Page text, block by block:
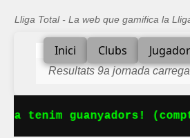
Lliga Total - La web que gamifica la
Inici Clubs
Resultats 9a jornada
tenim guanyadors!